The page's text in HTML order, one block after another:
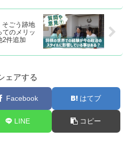
ごう跡地
のメリッ
2件追加
ェアする
Facebook はてブ
LINE コピー